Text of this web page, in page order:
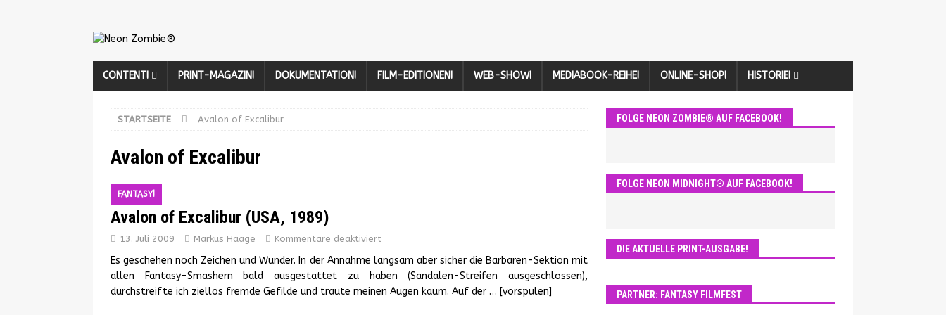
CONTENT! PRINT-MAGAZIN! DOKUMENTATION! FILM-EDITIONEN! WEB-SHOW! MEDIABOOK-REIHE! ONLINE-SHOP! HISTORIE!
STARTSEITE Avalon of Excalibur
Avalon of Excalibur
FANTASY!
Avalon of Excalibur (USA, 1989)
13. Juli 2009 Markus Haage Kommentare deaktiviert
Es geschehen noch Zeichen und Wunder. In der Annahme langsam aber sicher die Barbaren-Sektion mit
allen Fantasy-Smashern bald ausgestattet zu haben (Sandalen-Streifen ausgeschlossen),
durchstreifte ich ziellos fremde Gefilde und traute meinen Augen kaum. Auf der … [vorspulen]
FOLGE NEON ZOMBIE® AUF FACEBOOK!
FOLGE NEON MIDNIGHT® AUF FACEBOOK!
DIE AKTUELLE PRINT-AUSGABE!
PARTNER: FANTASY FILMFEST